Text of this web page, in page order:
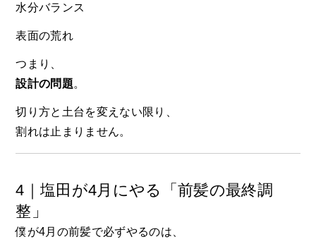
水分バランス
表面の荒れ
つまり、
設計の問題。
切り方と土台を変えない限り、
割れは止まりません。
4｜塩田が4月にやる「前髪の最終調
整」
僕が4月の前髪で必ずやるのは、